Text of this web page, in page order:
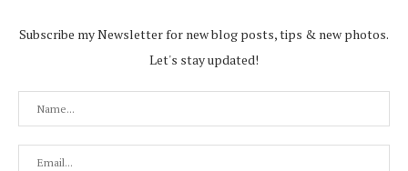
Subscribe my Newsletter for new blog posts, tips & new photos.
Let's stay updated!